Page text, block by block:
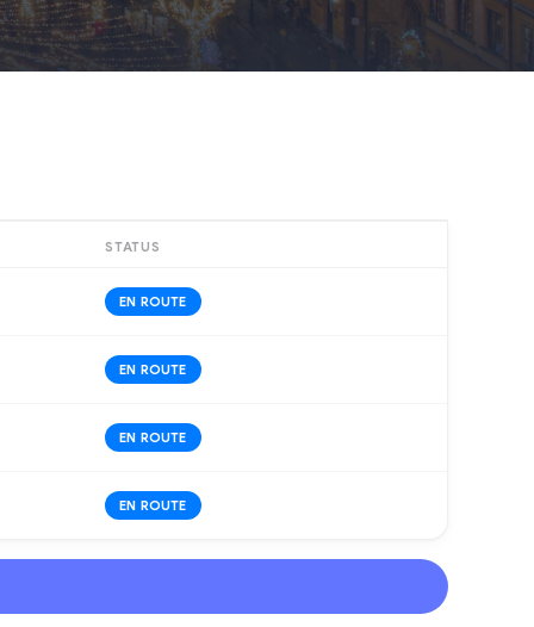
STATUS
EN ROUTE
EN ROUTE
EN ROUTE
EN ROUTE